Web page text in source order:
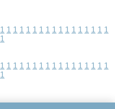
1 1 1 1 1 1 1 1 1 1 1 1 1 1 1 1 1
1
1 1 1 1 1 1 1 1 1 1 1 1 1 1 1 1 1
1